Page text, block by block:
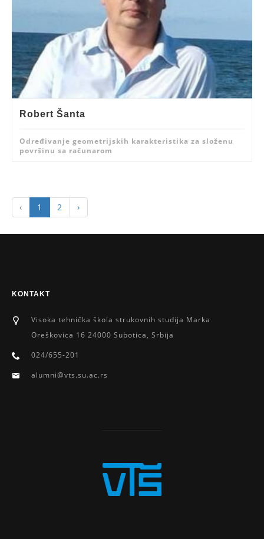
Robert Šanta
Određivanje geometrijskih karakteristika za složenu
površinu sa računarom
‹ 1 2 ›
KONTAKT
Visoka tehnička škola strukovnih studija Marka
Oreškoviċa 16 24000 Subotica, Srbija
024/655-201
alumni@vts.su.ac.rs